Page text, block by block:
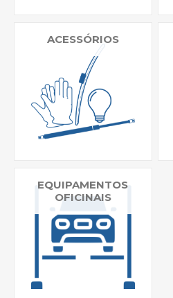
ACESSÓRIOS
EQUIPAMENTOS
OFICINAIS